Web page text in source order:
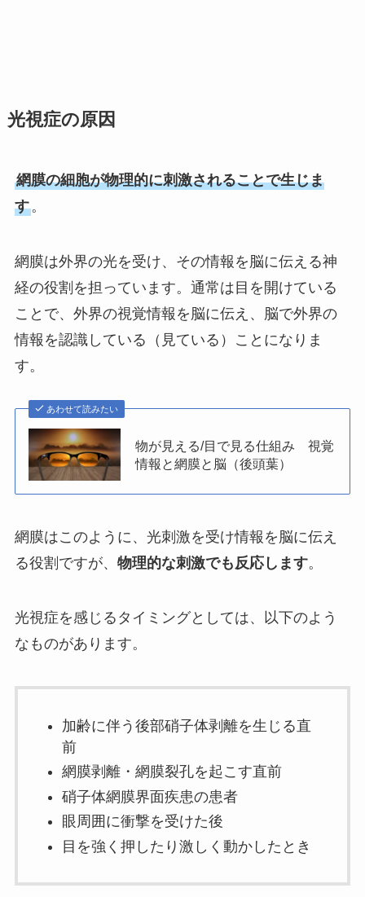
光視症の原因
網膜の細胞が物理的に刺激されることで生じま
す。
網膜は外界の光を受け、その情報を脳に伝える神
経の役割を担っています。通常は目を開けている
ことで、外界の視覚情報を脳に伝え、脳で外界の
情報を認識している（見ている）ことになりま
す。
あわせて読みたい
物が見える/目で見る仕組み 視覚
情報と網膜と脳（後頭葉）
網膜はこのように、光刺激を受け情報を脳に伝え
る役割ですが、 物理的な刺激でも反応します。
光視症を感じるタイミングとしては、以下のよう
なものがあります。
加齢に伴う後部硝子体剥離を生じる直
前
網膜剥離・網膜裂孔を起こす直前
硝子体網膜界面疾患の患者
眼周囲に衝撃を受けた後
目を強く押したり激しく動かしたとき